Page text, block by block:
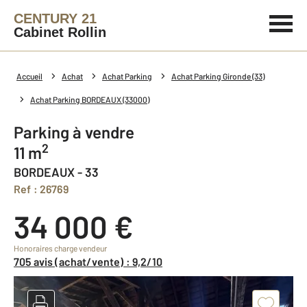
CENTURY 21
Cabinet Rollin
Accueil Achat Achat Parking Achat Parking Gironde (33)
Achat Parking BORDEAUX (33000)
Parking à vendre
11 m2
BORDEAUX - 33
Ref : 26769
34 000 €
Honoraires charge vendeur
705 avis (achat/vente) : 9,2/10